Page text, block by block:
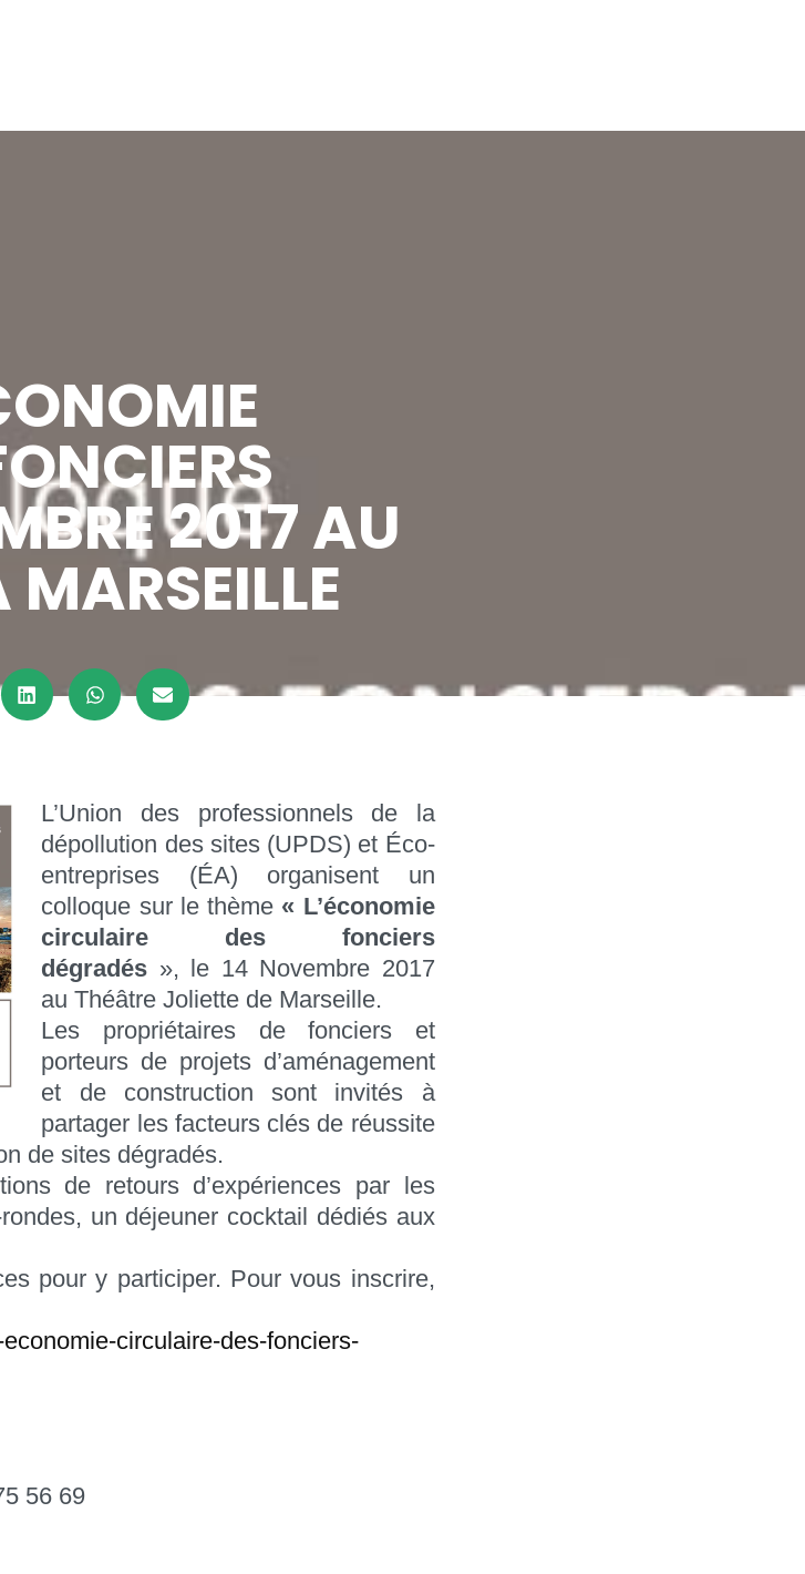
2017 AU
L’Union des professionnels de la
dépollution des sites (UPDS) et Éco-
entreprises (ÉA) organisent un
colloque sur le thème « L’économie
circulaire des fonciers
dégradés », le 14 Novembre 2017
au Théâtre Joliette de Marseille.
Les propriétaires de fonciers et
porteurs de projets d’aménagement
et de construction sont invités à
partager les facteurs clés de réussite
de sites dégradés.
de retours d’expériences par les
un déjeuner cocktail dédiés aux
pour y participer. Pour vous inscrire,
circulaire-des-fonciers-
56 69